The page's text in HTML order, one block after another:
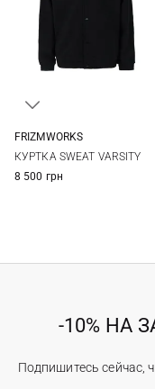
FRIZMWORKS
КУРТКА SWEAT VARSITY
8 500 грн
-10% НА
Подпишитесь сейчас,